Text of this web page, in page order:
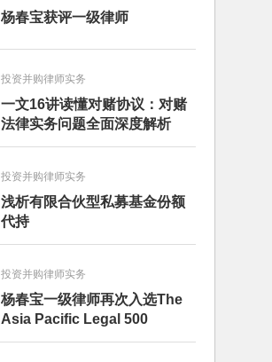
杨春宝获评一级律师
投资并购律师实务
一文16讲读懂对赌协议：对赌
法律实务问题全面深度解析
投资并购律师实务
浅析有限合伙型私募基金份额
代持
投资并购律师实务
杨春宝一级律师再次入选The
Asia Pacific Legal 500